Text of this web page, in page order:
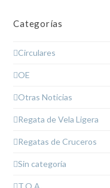
Categorías
Circulares
OE
Otras Noticias
Regata de Vela Ligera
Regatas de Cruceros
Sin categoría
T.O.A.